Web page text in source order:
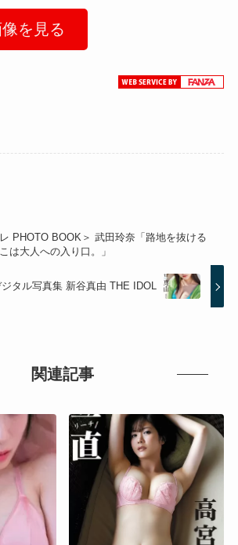
を見る
PHOTO BOOK＞ 武田玲奈「路地を抜ける
は大人への入り口。」
タル写真集 新谷真由 THE IDOL
関連記事